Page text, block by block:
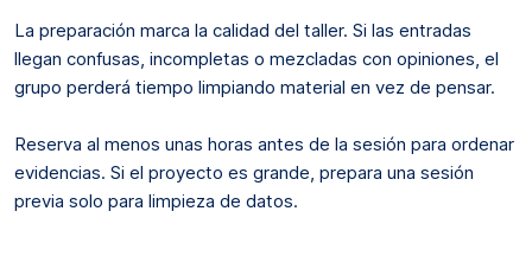
La preparación marca la calidad del taller. Si las entradas
llegan confusas, incompletas o mezcladas con opiniones, el
grupo perderá tiempo limpiando material en vez de pensar.
Reserva al menos unas horas antes de la sesión para ordenar
evidencias. Si el proyecto es grande, prepara una sesión
previa solo para limpieza de datos.